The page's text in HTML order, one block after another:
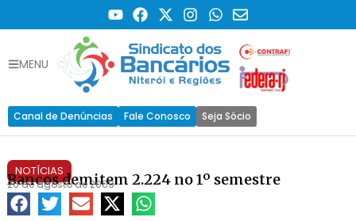
MENU
Canal de Denúncias Fale Conosco Seja Sócio
NOTÍCIAS
Bancos demitem 2.224 no 1º semestre
26 de agosto de 2009